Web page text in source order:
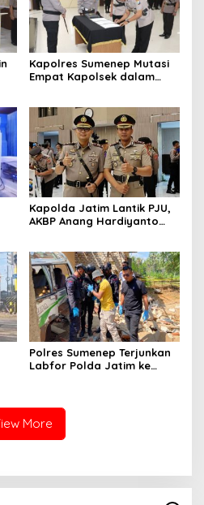
Kapolres Sumenep Mutasi
Empat Kapolsek dalam
Kapolda Jatim Lantik PJU,
AKBP Anang Hardiyanto
Polres Sumenep Terjunkan
Labfor Polda Jatim ke
More